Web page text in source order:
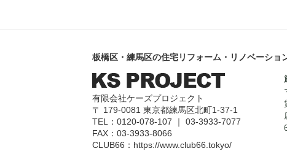
板橋区・練馬区の住宅リフォーム・リノベーショ
有限会社ケーズプロジェクト
〒 179-0081 東京都練馬区北町1-37-1
TEL：0120-078-107 ｜ 03-3933-7077
FAX：03-3933-8066
CLUB66： https://www.club66.tokyo/